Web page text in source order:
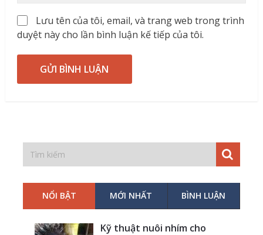
Lưu tên của tôi, email, và trang web trong trình
duyệt này cho lần bình luận kế tiếp của tôi.
NỔI BẬT MỚI NHẤT BÌNH LUẬN
Kỹ thuật nuôi nhím cho